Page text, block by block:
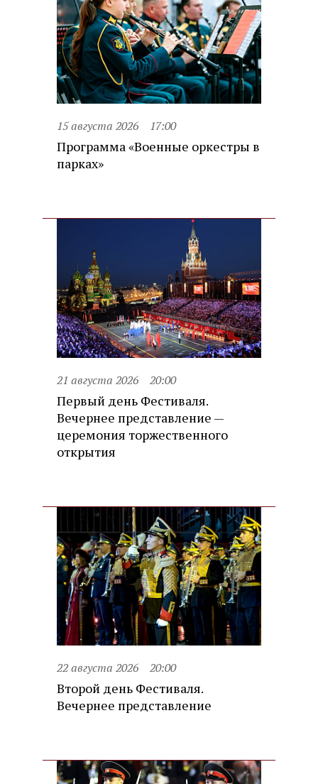
15 августа 2026 17:00
Программа «Военные оркестры в
парках»
21 августа 2026 20:00
Первый день Фестиваля.
Вечернее представление —
церемония торжественного
открытия
22 августа 2026 20:00
Второй день Фестиваля.
Вечернее представление